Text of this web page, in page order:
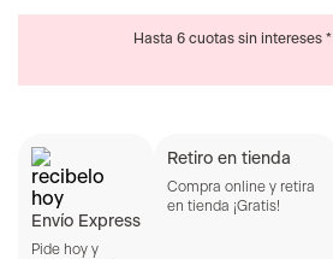
Hasta 6 cuotas sin intereses *
Envío Express
Pide hoy y
Retiro en tienda
Compra online y retira
en tienda ¡Gratis!